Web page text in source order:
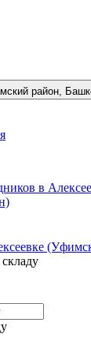
район,
в